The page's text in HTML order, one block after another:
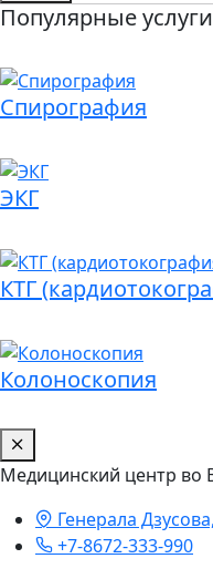
Популярные услуги
Спирография
ЭКГ
КТГ
Колоноскопия
Медицинский центр во
Генерала
+7-8672-333-990